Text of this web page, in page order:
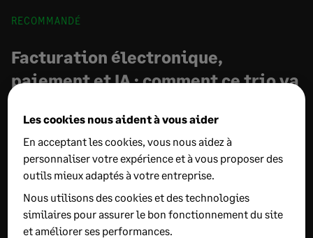
RECOMMANDÉ
29 JUILLET 2026 9 MIN DE LECTURE
Facturation électronique,
paiement et IA : comment ce trio va
entreprises
Déployer la facturation électronique n’est pas qu’un
sujet de conformité. Connectée aux paiements et à
l’intelligence artificielle, elle est une porte vers une
Les cookies nous aident à vous aider
En acceptant les cookies, vous nous aidez à
personnaliser votre expérience et à vous proposer des
outils mieux adaptés à votre entreprise.
Nous utilisons des cookies et des technologies
similaires pour assurer le bon fonctionnement du site
et améliorer ses performances.